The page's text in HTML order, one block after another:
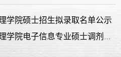
学院硕士招生拟录取名单公示